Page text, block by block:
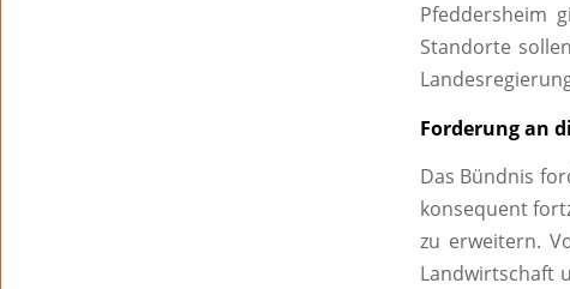
Pfeddersheim
Standorte
Forderung an
Das Bündnis
konsequent
zu erweitern.
Landwirtschaft